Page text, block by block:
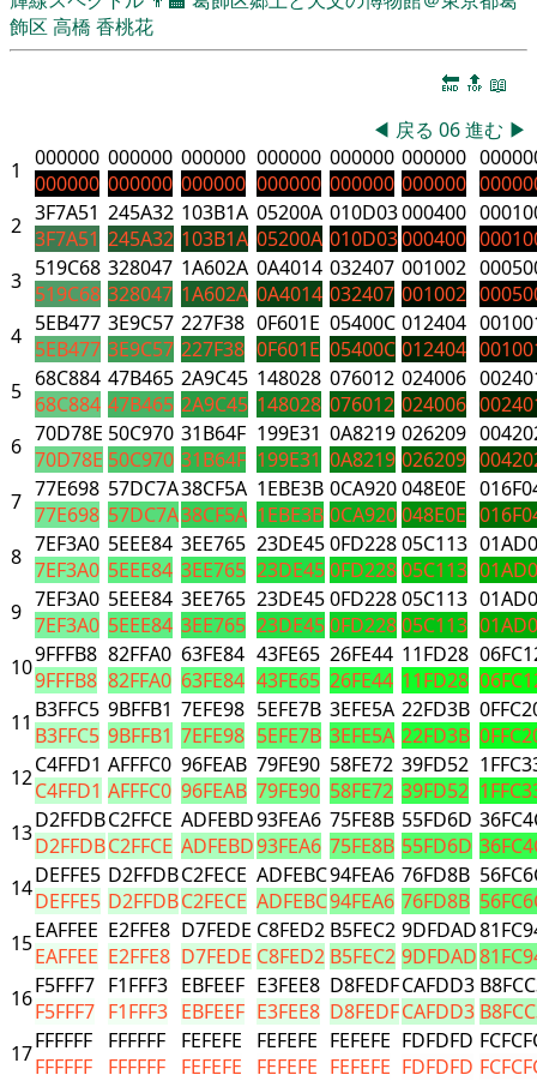
飾区 高橋 香桃花
🔚 🔝 📖
◀ 戻る 06進む ▶
1
000000
000000
000000
000000
000000
000000
000000
000000
000000
000000
000000
000000
2 3F7A51
3F7A51
245A32
245A32
103B1A
103B1A
05200A
05200A
010D03
010D03
000400
000400
3 519C68
519C68
328047
328047
1A602A
1A602A
0A4014
0A4014
032407
032407
001002
001002
4 5EB477
5EB477
3E9C57
3E9C57
227F38
227F38
0F601E
0F601E
05400C
05400C
012404
012404
5 68C884
68C884
47B465
47B465
2A9C45
2A9C45
148028
148028
076012
076012
024006
024006
6 70D78E
70D78E
50C970
50C970
31B64F
31B64F
199E31
199E31
0A8219
0A8219
026209
026209
7 77E698
77E698
57DC7A
57DC7A
38CF5A
38CF5A
1EBE3B
1EBE3B
0CA920
0CA920
048E0E
048E0E
8 7EF3A0
7EF3A0
5EEE84
5EEE84
3EE765
3EE765
23DE45
23DE45
0FD228
0FD228
05C113
05C113
9 7EF3A0
7EF3A0
5EEE84
5EEE84
3EE765
3EE765
23DE45
23DE45
0FD228
0FD228
05C113
05C113
109FFFB8
9FFFB8
82FFA0
82FFA0
63FE84
63FE84
43FE65
43FE65
26FE44
26FE44
11FD28
11FD28
11 B3FFC5
B3FFC5
9BFFB1
9BFFB1
7EFE98
7EFE98
5EFE7B
5EFE7B
3EFE5A
3EFE5A
22FD3B
22FD3B
12C4FFD1
C4FFD1
AFFFC0
AFFFC0
96FEAB
96FEAB
79FE90
79FE90
58FE72
58FE72
39FD52
39FD52
13D2FFDB
D2FFDB
C2FFCE
C2FFCE
ADFEBD
ADFEBD
93FEA6
93FEA6
75FE8B
75FE8B
55FD6D
55FD6D
14DEFFE5
DEFFE5
D2FFDB
D2FFDB
C2FECE
C2FECE
ADFEBC
ADFEBC
94FEA6
94FEA6
76FD8B
76FD8B
15EAFFEE
EAFFEE
E2FFE8
E2FFE8
D7FEDE
D7FEDE
C8FED2
C8FED2
B5FEC2
B5FEC2
9DFDAD
9DFDAD
16F5FFF7
F5FFF7
F1FFF3
F1FFF3
EBFEEF
EBFEEF
E3FEE8
E3FEE8
D8FEDF
D8FEDF
CAFDD3
CAFDD3
17FFFFFF
FFFFFF
FFFFFF
FFFFFF
FEFEFE
FEFEFE
FEFEFE
FEFEFE
FEFEFE
FEFEFE
FDFDFD
FDFDFD